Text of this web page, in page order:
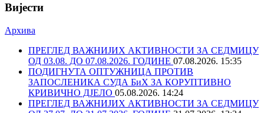
Вијести
Архива
ПРЕГЛЕД ВАЖНИЈИХ АКТИВНОСТИ ЗА СЕДМИЦУ
ОД 03.08. ДО 07.08.2026. ГОДИНЕ 07.08.2026. 15:35
ПОДИГНУТА ОПТУЖНИЦА ПРОТИВ
ЗАПОСЛЕНИКА СУДА БиХ ЗА КОРУПТИВНО
КРИВИЧНО ДЈЕЛО 05.08.2026. 14:24
ПРЕГЛЕД ВАЖНИЈИХ АКТИВНОСТИ ЗА СЕДМИЦУ